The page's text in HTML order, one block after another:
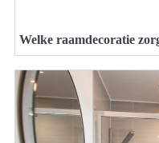
Welke raamdecoratie